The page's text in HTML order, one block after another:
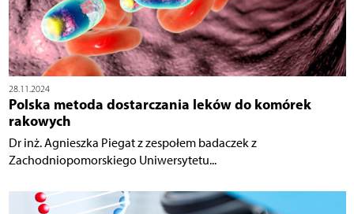
28.11.2024
Polska metoda dostarczania leków do komórek
rakowych
Dr inż. Agnieszka Piegat z zespołem badaczek z
Zachodniopomorskiego Uniwersytetu...